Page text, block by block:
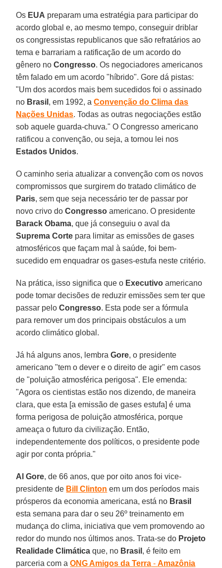
Os EUA preparam uma estratégia para participar do
acordo global e, ao mesmo tempo, conseguir driblar
os congressistas republicanos que são refratários ao
tema e barrariam a ratificação de um acordo do
gênero noCongresso. Os negociadores americanos
têm falado em um acordo "híbrido". Gore dá pistas:
"Um dos acordos mais bem sucedidos foi o assinado
no Brasil , em 1992, aConvenção do Clima das
Nações Unidas. Todas as outras negociações estão
sob aquele guarda-chuva." O Congresso americano
ratificou a convenção, ou seja, a tornou lei nos
Estados Unidos.
O caminho seria atualizar a convenção com os novos
compromissos que surgirem do tratado climático de
Paris, sem que seja necessário ter de passar por
novo crivo doCongresso americano. O presidente
Barack Obama, que já conseguiu o aval da
Suprema Corte para limitar as emissões de gases
atmosféricos que façam mal à saúde, foi bem-
sucedido em enquadrar os gases-estufa neste critério.
Na prática, isso significa que o Executivoamericano
pode tomar decisões de reduzir emissões sem ter que
passar peloCongresso. Esta pode ser a fórmula
para remover um dos principais obstáculos a um
acordo climático global.
Já há alguns anos, lembraGore, o presidente
americano "tem o dever e o direito de agir" em casos
de "poluição atmosférica perigosa". Ele emenda:
"Agora os cientistas estão nos dizendo, de maneira
clara, que esta [a emissão de gases estufa] é uma
forma perigosa de poluição atmosférica, porque
ameaça o futuro da civilização. Então,
independentemente dos políticos, o presidente pode
agir por conta própria."
Al Gore, de 66 anos, que por oito anos foi vice-
presidente de Bill Clinton em um dos períodos mais
prósperos da economia americana, está no Brasil
esta semana para dar o seu 26º treinamento em
mudança do clima, iniciativa que vem promovendo ao
redor do mundo nos últimos anos. Trata-se do Projeto
Realidade Climática que, no Brasil , é feito em
parceria com aONG Amigos da Terra -Amazônia